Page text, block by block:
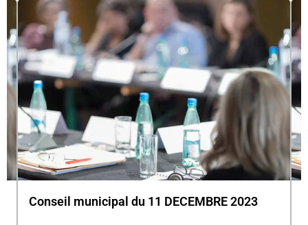
Conseil municipal du 11 DECEMBRE 2023